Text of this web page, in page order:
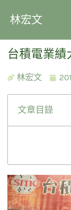
林宏文
台積電業
林宏文
文章目錄